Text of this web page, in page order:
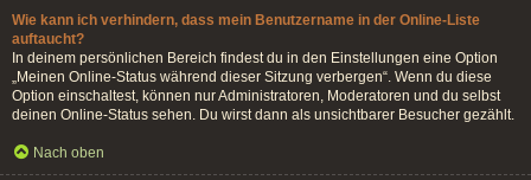
Wie kann ich verhindern, dass mein Benutzername in der Online-Liste
auftaucht?
In deinem persönlichen Bereich findest du in den Einstellungen eine Option
„Meinen Online-Status während dieser Sitzung verbergen“. Wenn du diese
Option einschaltest, können nur Administratoren, Moderatoren und du selbst
deinen Online-Status sehen. Du wirst dann als unsichtbarer Besucher gezählt.
Nach oben